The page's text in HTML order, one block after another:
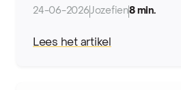
24-06-2026Jozefien8 min.
Lees het artikel